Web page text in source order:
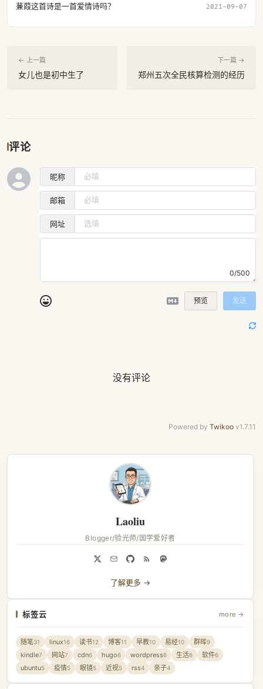
蒹葭这首诗是一首爱情诗吗？ 2021-09-07
← 上一篇
女儿也是初中生了
下一篇 →
郑州五次全民核算检测的经历
评论
昵称
邮箱
网址
0/500
预览 发送
没有评论
Powered by Twikoo v1.7.11
Laoliu
Blogger/验光师/国学爱好者
了解更多 →
标签云 more →
随笔31 linux16 读书12 博客11 早教10 易经10 群晖9
kindle7 网站7 cdn6 hugo6 wordpress6 生活6 软件6
ubuntu5 疫情5 眼镜5 近视5 rss4 亲子4